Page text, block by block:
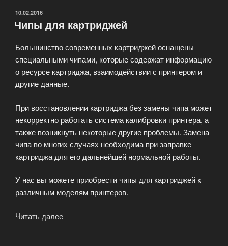
—
цены
приятно
удивят
Вас!»
ОПУБЛИКОВАНО
10.02.2016
Чипы для картриджей
Большинство современных картриджей оснащены
специальными чипами, которые содержат информацию
о ресурсе картриджа, взаимодействии с принтером и
другие данные.
При восстановлении картриджа без замены чипа может
некорректно работать система калибровки принтера, а
также возникнуть некоторые другие проблемы. Замена
чипа во многих случаях необходима при заправке
картриджа для его дальнейшей нормальной работы.
У нас вы можете приобрести чипы для картриджей к
различным моделям принтеров.
Читать далее